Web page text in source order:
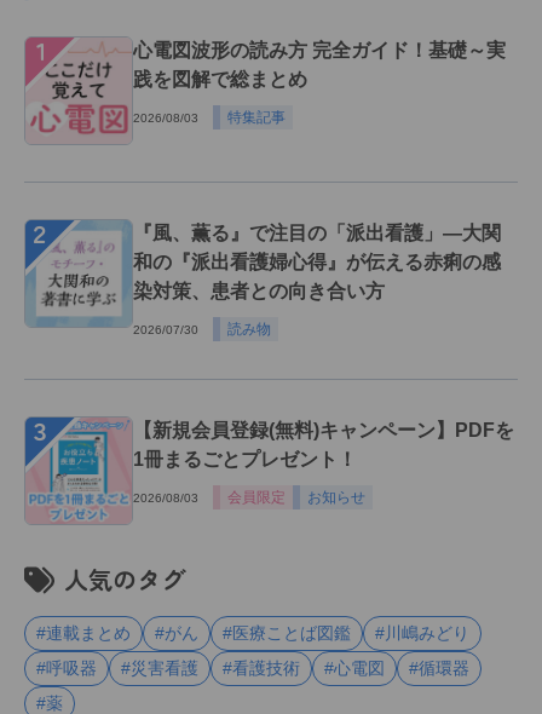
１
心電図波形の読み方 完全ガイド！基礎～実
践を図解で総まとめ
2026/08/03 特集記事
２
『風、薫る』で注目の「派出看護」―大関
和の『派出看護婦心得』が伝える赤痢の感
染対策、患者との向き合い方
2026/07/30 読み物
３
【新規会員登録(無料)キャンペーン】PDFを
1冊まるごとプレゼント！
2026/08/03 会員限定 お知らせ
人気のタグ
#連載まとめ #がん #医療ことば図鑑
#川嶋みどり
#呼吸器
#災害看護 #看護技術 #心電図
#循環器
#薬